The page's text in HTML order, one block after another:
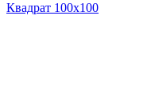
Квадрат 100х100